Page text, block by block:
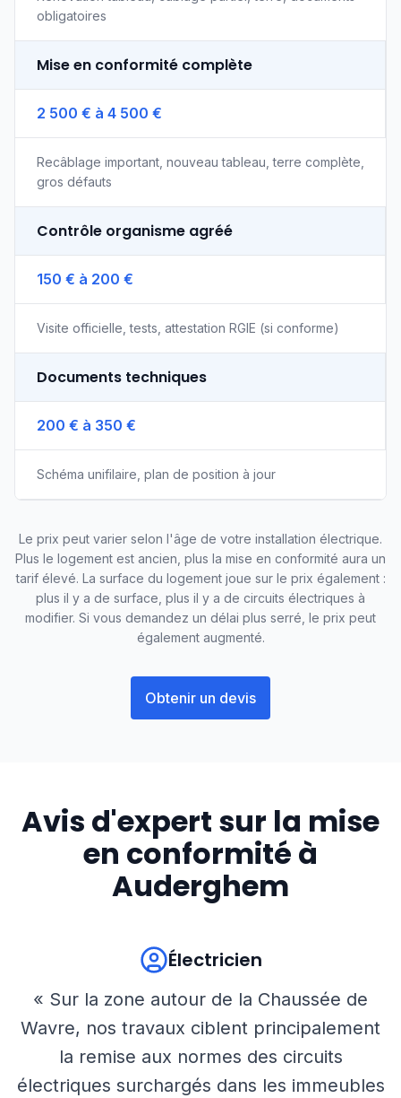
obligatoires
Mise en conformité complète
2 500 € à 4 500 €
Recâblage important, nouveau tableau, terre complète,
gros défauts
Contrôle organisme agréé
150 € à 200 €
Visite officielle, tests, attestation RGIE (si conforme)
Documents techniques
200 € à 350 €
Schéma unifilaire, plan de position à jour
Le prix peut varier selon l'âge de votre installation électrique.
Plus le logement est ancien, plus la mise en conformité aura un
tarif élevé. La surface du logement joue sur le prix également :
plus il y a de surface, plus il y a de circuits électriques à
modifier. Si vous demandez un délai plus serré, le prix peut
également augmenté.
Obtenir un devis
Avis d'expert sur la mise
en conformité à
Auderghem
Électricien
« Sur la zone autour de la Chaussée de
Wavre, nos travaux ciblent principalement
la remise aux normes des circuits
électriques surchargés dans les immeubles